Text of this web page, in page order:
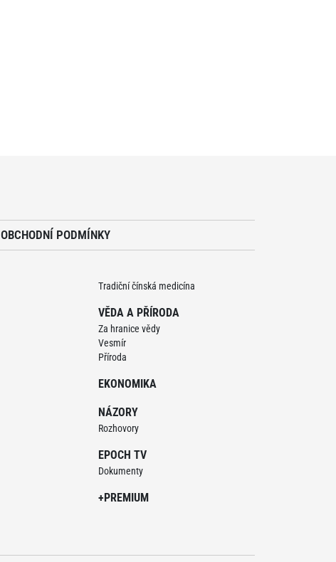
OBCHODNÍ PODMÍNKY
Tradiční čínská medicína
VĚDA A PŘÍRODA
Za hranice vědy
Vesmír
Příroda
EKONOMIKA
NÁZORY
Rozhovory
EPOCH TV
Dokumenty
+PREMIUM